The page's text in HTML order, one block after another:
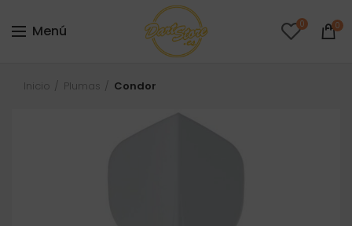
Menú 0 0
Inicio Plumas Condor